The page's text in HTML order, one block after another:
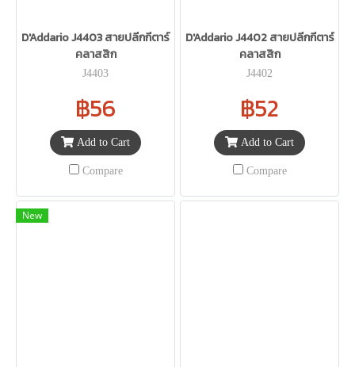
D'Addario J4403 สายปลีกกีตาร์
คลาสสิก
J4403
฿56
Add to Cart
Compare
D'Addario J4402 สายปลีกกีตาร์
คลาสสิก
J4402
฿52
Add to Cart
Compare
New